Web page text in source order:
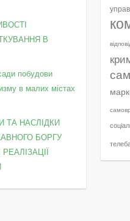
В
побудови
в малих містах
ТА НАСЛІДКИ
БОРГУ